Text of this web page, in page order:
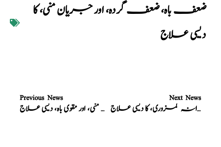
ضعف باہ، ضعف گردہ، اور جریان منی، کا
دیسی علاج
Previous News
نسخہ الشفاء : دافع سرعت، مغلظ منی، اور مقوی باہ، دیسی علاج
Next News
نسخہ الشفاء : ذکاوتِ حس، مردانہ کمزوری، کا دیسی علاج